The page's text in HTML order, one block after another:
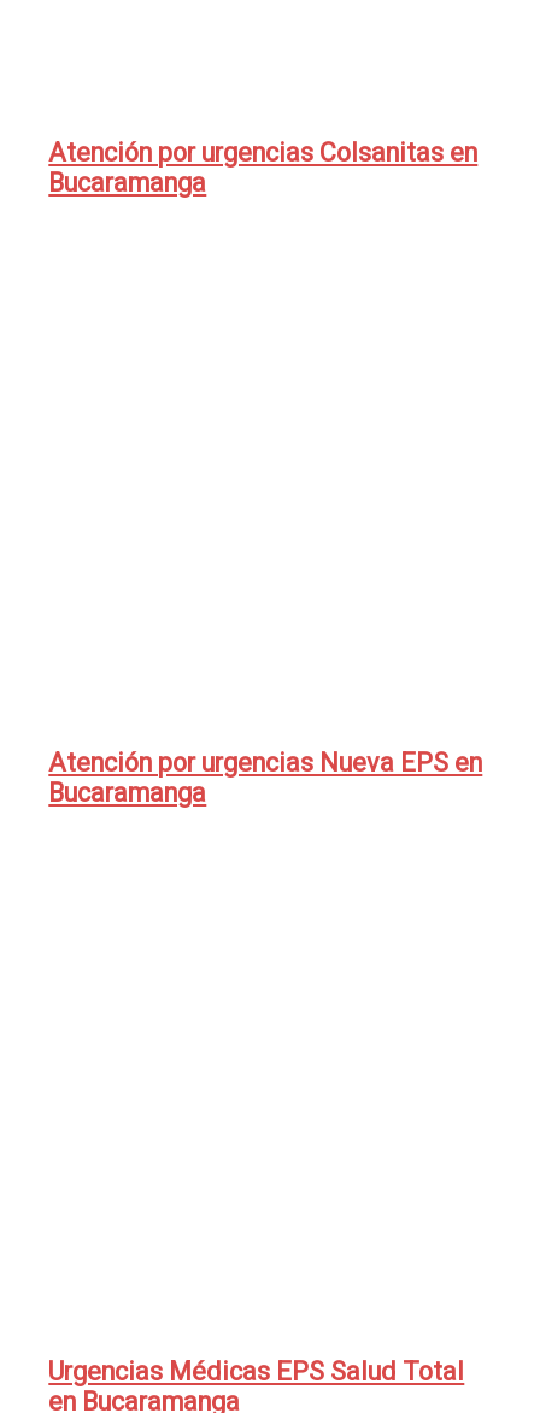
Atención por urgencias Colsanitas en
Bucaramanga
Atención por urgencias Nueva EPS en
Bucaramanga
Urgencias Médicas EPS Salud Total
en Bucaramanga